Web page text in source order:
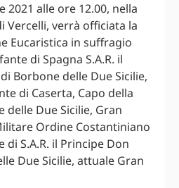
2021 alle ore 12.00, nella
Vercelli, verrà officiata la
Eucaristica in suffragio
di Spagna S.A.R. il
Borbone delle Due Sicilie,
di Caserta, Capo della
delle Due Sicilie, Gran
Ordine Costantiniano
di S.A.R. il Principe Don
Due Sicilie, attuale Gran